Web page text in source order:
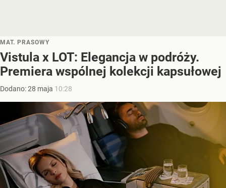
MAT. PRASOWY
Vistula x LOT: Elegancja w podróży.
Premiera wspólnej kolekcji kapsułowej
Dodano:28 maja 10:28